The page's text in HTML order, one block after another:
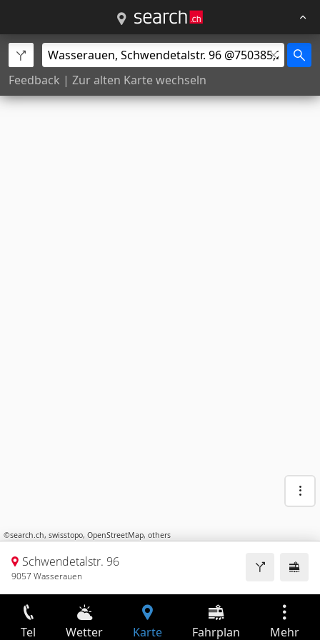
Feedback | Zur alten Karte wechseln
©search.ch, swisstopo, OpenStreetMap, others
Schwendetalstr. 96
9057 Wasserauen
Tel Wetter Karte Fahrplan Mehr